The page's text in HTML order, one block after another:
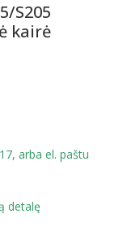
S205
kairė
arba el. paštu
detalę